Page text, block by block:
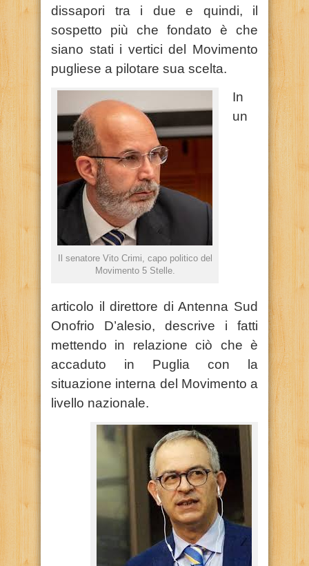
dissapori tra i due e quindi, il
sospetto più che fondato è che
siano stati i vertici del Movimento
pugliese a pilotare sua scelta.
Il senatore Vito Crimi, capo politico del
Movimento 5 Stelle.
In
un
articolo il direttore di Antenna Sud
Onofrio D’alesio, descrive i fatti
mettendo in relazione ciò che è
accaduto in Puglia con la
situazione interna del Movimento a
livello nazionale.